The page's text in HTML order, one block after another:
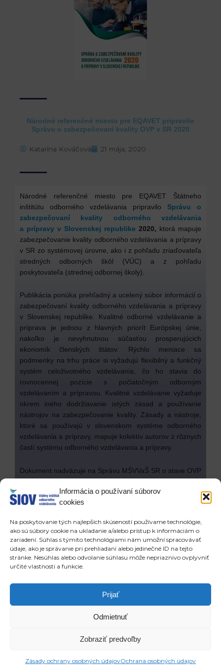
Informácia o používaní súborov
cookies
Na poskytovanie tých najlepších skúseností používame technológie,
ako sú súbory cookie na ukladanie a/alebo prístup k informáciám o
zariadení. Súhlas s týmito technológiami nám umožní spracovávať
údaje, ako je správanie pri prehliadaní alebo jedinečné ID na tejto
stránke. Nesúhlas alebo odvolanie súhlasu môže nepriaznivo ovplyvniť
určité vlastnosti a funkcie.
Prijať
Odmietnuť
Zobraziť predvoľby
Zásady ochrany osobných údajovOchrana osobných údajov
Národné referenčné miesto pre EQAVET pripravilo
Správu o zabezpečovaní kvality OVP v SR 2020
Katarína Kováčová 21 mája, 2020
Národné referenčné miesto pre EQAVET Štátneho
inštitútu odborného vzdelávania pripravilo Správu o
zabezpečovaní kvality odborného vzdelávania
a prípravy v Slovenskej republike 2020, ktorá mapuje
zabezpečovanie kvality odborného vzdelávania a prípravy
v SR zo systémovej úrovne, ako i z pohľadu zriaďovateľa
stredných odborných škôl (VÚC) a z pohľadu
poskytovateľa (strednej odbornej školy).
Publikácia ponúka prehľadný a ucelený súbor informácií o
zabezpečovaní kvality odborného vzdelávania a prípravy
v Slovenskej republike. Kvalitné odborné vzdelávanie a
príprava je jednou z hlavných priorít Európskej únie,
nakoľko je nevyhnutnou súčasťou prosperujúcich
ekonomík členských štátov. Rýchlo meniace sa
podmienky na trhu práce si vyžadujú flexibilný a funkčný
systém celoživotného vzdelávania, čo ho stavia do
rovnocennej pozície s počiatočným odborným
vzdelávaním a prípravou. Kvalitné vzdelávanie vyžaduje
okrem iného dodržiavanie istých zásad a používanie
nástrojov na zabezpečovanie kvality. Zásady a nástroje,
ktoré sa používajú v slovenskom systéme odborného
vzdelávania a prípravy, mapuje kolektív autorov z rôznych
častí systému odborného vzdelávania a prípravy.
Dokument nadväzuje na Správu MŠVVaŠ SR o stave OVP
počas uplynulých piatich rokov.
prostredníctvom formulára na web-
stránkeokvalite.sk v termíne do 30. 6. 2020.
NRM EQAVET Slovensko
Stredoškoláci riešia aj obnoviteľné zdroje energií Informácia o presune termínu 2. ROČNIKA MEDZINÁRODNEJ LETNEJ ŠKOLY MLADÝCH VEDCOV